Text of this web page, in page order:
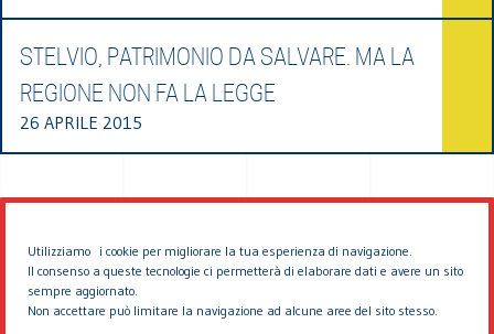
Utilizziamo i cookie per migliorare la tua esperienza di navigazione.
Il consenso a queste tecnologie ci permetterà di elaborare dati e avere un sito
sempre aggiornato.
Non accettare può limitare la navigazione ad alcune aree del sito stesso.
STELVIO, PATRIMONIO DA SALVARE. MA LA
REGIONE NON FA LA LEGGE
26 APRILE 2015